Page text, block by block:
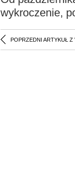
wykroczenie,
POPRZEDNI ARTYKUŁ Z